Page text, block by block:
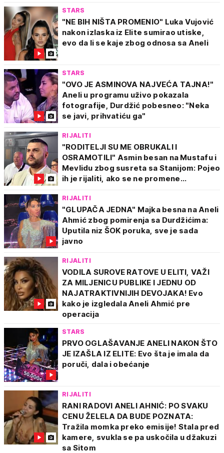
STARS
"NE BIH NIŠTA PROMENIO" Luka Vujović
nakon izlaska iz Elite sumirao utiske,
evo da li se kaje zbog odnosa sa Aneli
STARS
"OVO JE ASMINOVA NAJVEĆA TAJNA!"
Aneli u programu uživo pokazala
fotografije, Durdžić pobesneo: "Neka
se javi, prihvatiću ga"
RIJALITI
"RODITELJI SU ME OBRUKALI I
OSRAMOTILI" Asmin besan na Mustafu i
Mevlidu zbog susreta sa Stanijom: Pojeo
ih je rijaliti, ako se ne promene...
RIJALITI
"GLUPAČA JEDNA" Majka besna na Aneli
Ahmić zbog pomirenja sa Durdžićima:
Uputila niz ŠOK poruka, sve je sada
javno
RIJALITI
VODILA SUROVE RATOVE U ELITI, VAŽI
ZA MILJENICU PUBLIKE I JEDNU OD
NAJATRAKTIVNIJIH DEVOJAKA! Evo
kako je izgledala Aneli Ahmić pre
operacija
STARS
PRVO OGLAŠAVANJE ANELI NAKON ŠTO
JE IZAŠLA IZ ELITE: Evo šta je imala da
poruči, dala i obećanje
RIJALITI
RANI RADOVI ANELI AHNIĆ: PO SVAKU
CENU ŽELELA DA BUDE POZNATA:
Tražila momka preko emisije! Stala pred
kamere, svukla se pa uskočila u džakuzi
sa Sitom